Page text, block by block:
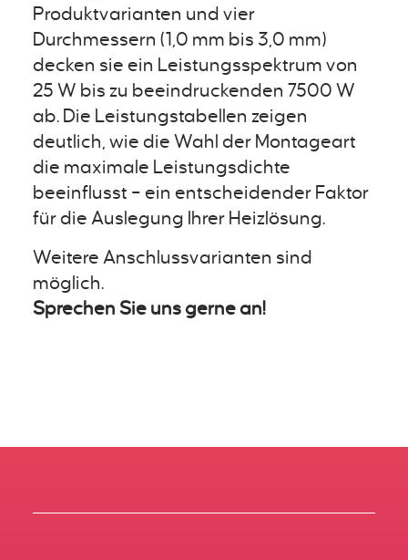
Produktvarianten und vier
Durchmessern (1,0 mm bis 3,0 mm)
decken sie ein Leistungsspektrum von
25 W bis zu beeindruckenden 7500 W
ab. Die Leistungstabellen zeigen
deutlich, wie die Wahl der Montageart
die maximale Leistungsdichte
beeinflusst – ein entscheidender Faktor
für die Auslegung Ihrer Heizlösung.
Weitere Anschlussvarianten sind
möglich.
Sprechen Sie uns gerne an!